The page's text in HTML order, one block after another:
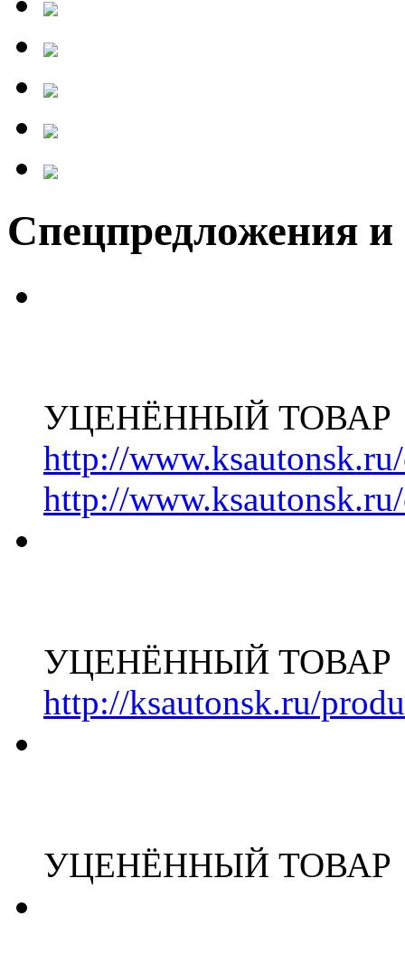
Спецпредложения
УЦЕНЁННЫЙ ТОВАР
http://
http://
УЦЕНЁННЫЙ ТОВАР
http://ksautonsk.ru/
УЦЕНЁННЫЙ ТОВАР